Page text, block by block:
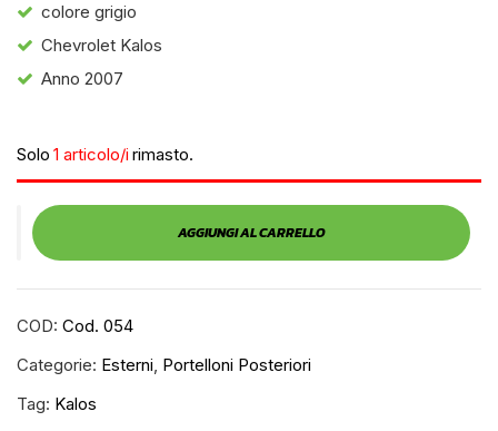
colore grigio
Chevrolet Kalos
Anno 2007
Solo 1 articolo/i rimasto.
AGGIUNGI AL CARRELLO
COD: Cod. 054
Categorie: Esterni, Portelloni Posteriori
Tag: Kalos